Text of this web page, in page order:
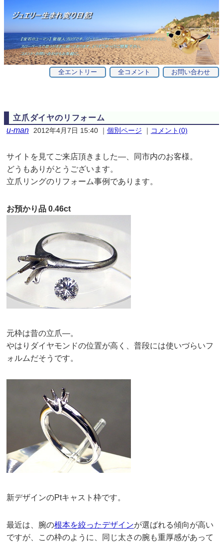
お問い合わせ
全コメント
全エントリー
立爪ダイヤのリフォーム
u-man 2012年4月7日 15:40｜ 個別ページ ｜ コメント(0)
サイトを見てご来店頂きました—、同市内のお客様。
どうもありがとうございます。
立爪リングのリフォーム事例であります。
お預かり品 0.46ct
元枠は昔の立爪—。
やはりダイヤモンドの位置が高く、普段には使いづらいフ
ォルムだそうです。
新デザインのPtキャスト枠です。
最近は、腕の根本を絞ったデザインが選ばれる傾向が高い
ですが、この枠のように、同じ太さの腕も重厚感があって